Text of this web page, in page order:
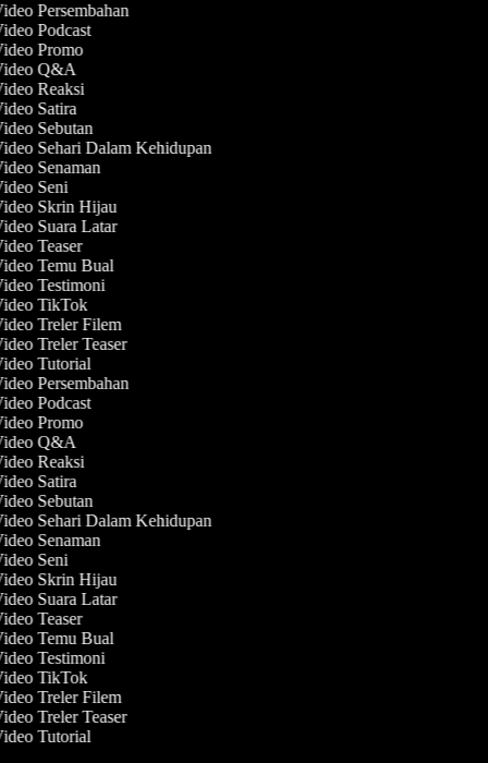
Persembahan
Podcast
Promo
Q&A
Reaksi
Satira
Sebutan
Sehari Dalam Kehidupan
Senaman
Seni
Skrin Hijau
Suara Latar
Teaser
Temu Bual
Testimoni
TikTok
Treler Filem
Treler Teaser
Tutorial
Persembahan
Podcast
Promo
Q&A
Reaksi
Satira
Sebutan
Sehari Dalam Kehidupan
Senaman
Seni
Skrin Hijau
Suara Latar
Teaser
Temu Bual
Testimoni
TikTok
Treler Filem
Treler Teaser
Tutorial